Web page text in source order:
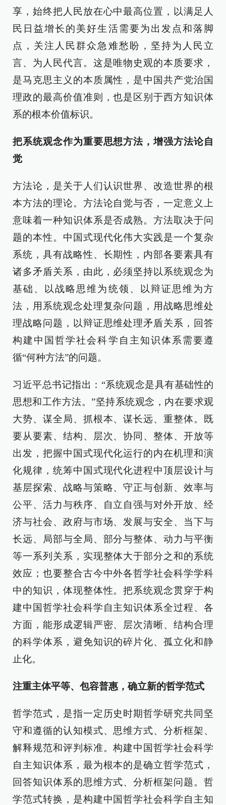
享，始终把人民放在心中最高位置，以满足人
民日益增长的美好生活需要为出发点和落脚
点，关注人民群众急难愁盼，坚持为人民立
言、为人民代言。这是唯物史观的本质要求，
是马克思主义的本质属性，是中国共产党治国
理政的最高价值准则，也是区别于西方知识体
系的根本价值标识。
把系统观念作为重要思想方法，增强方法论自
觉
方法论，是关于人们认识世界、改造世界的根
本方法的理论。方法论自觉与否，一定意义上
意味着一种知识体系是否成熟。方法取决于问
题的本性。中国式现代化伟大实践是一个复杂
系统，具有战略性、长期性，内部各要素具有
诸多矛盾关系，由此，必须坚持以系统观念为
基础、以战略思维为统领、以辩证思维为方
法，用系统观念处理复杂问题，用战略思维处
理战略问题，以辩证思维处理矛盾关系，回答
构建中国哲学社会科学自主知识体系需要遵
循“何种方法”的问题。
习近平总书记指出：“系统观念是具有基础性的
思想和工作方法。”坚持系统观念，内在要求观
大势、谋全局、抓根本、谋长远、重整体。既
要从要素、结构、层次、协同、整体、开放等
出发，把握中国式现代化运行的内在机理和演
化规律，统筹中国式现代化进程中顶层设计与
基层探索、战略与策略、守正与创新、效率与
公平、活力与秩序、自立自强与对外开放、经
济与社会、政府与市场、发展与安全、当下与
长远、局部与全局、部分与整体、动力与平衡
等一系列关系，实现整体大于部分之和的系统
效应；也要整合古今中外各哲学社会科学学科
中的知识，体现整体性。把系统观念贯穿于构
建中国哲学社会科学自主知识体系全过程、各
方面，能形成逻辑严密、层次清晰、结构合理
的科学体系，避免知识的碎片化、孤立化和静
止化。
注重主体平等、包容普惠，确立新的哲学范式
哲学范式，是指一定历史时期哲学研究共同坚
守和遵循的认知模式、思维方式、分析框架、
解释规范和评判标准。构建中国哲学社会科学
自主知识体系，最为根本的是确立哲学范式，
回答知识体系的思维方式、分析框架问题。哲
学范式转换，是构建中国哲学社会科学自主知